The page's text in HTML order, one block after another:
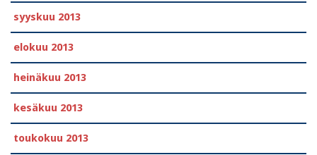
syyskuu 2013
elokuu 2013
heinäkuu 2013
kesäkuu 2013
toukokuu 2013